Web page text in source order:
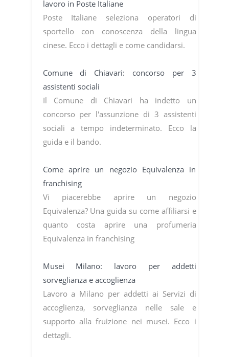
lavoro in Poste Italiane
Poste Italiane seleziona operatori di
sportello con conoscenza della lingua
cinese. Ecco i dettagli e come candidarsi.
Comune di Chiavari: concorso per 3
assistenti sociali
Il Comune di Chiavari ha indetto un
concorso per l'assunzione di 3 assistenti
sociali a tempo indeterminato. Ecco la
guida e il bando.
Come aprire un negozio Equivalenza in
franchising
Vi piacerebbe aprire un negozio
Equivalenza? Una guida su come affiliarsi e
quanto costa aprire una profumeria
Equivalenza in franchising
Musei Milano: lavoro per addetti
sorveglianza e accoglienza
Lavoro a Milano per addetti ai Servizi di
accoglienza, sorveglianza nelle sale e
supporto alla fruizione nei musei. Ecco i
dettagli.